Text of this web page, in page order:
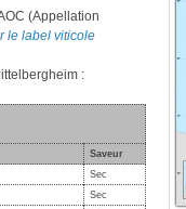
(Appellation
le label viticole
:
Saveur
Sec
Sec